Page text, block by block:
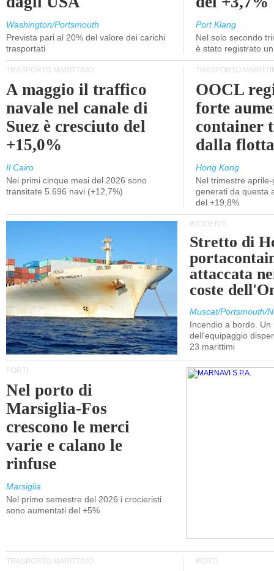
Washington/Portsmouth
Prevista pari al 20% del valore dei carichi
trasportati
Port Klang
Nel solo secondo
è stato registrato
TRASPORTO MARITTIMO
A maggio il traffico
navale nel canale di
Suez è cresciuto del
+15,0%
Il Cairo
Nei primi cinque mesi del 2026 sono
transitate 5.696 navi (+12,7%)
TRASPORTO
OOCL
forte
container
dalla
Hong Kong
Nel trimestre
generati da questa
del +19,8%
INCIDENTI
Stretto di
attaccata
coste
Muscat/Portsmouth/
Incendio a bordo. Un
dell'equipaggio
23 marittimi
PORTI
Nel porto di
Marsiglia-Fos
crescono le merci
varie e calano le
rinfuse
Marsiglia
Nel primo semestre del 2026 i crocieristi
sono aumentati del +5%
TRASPORTO MARITTIMO PORTI